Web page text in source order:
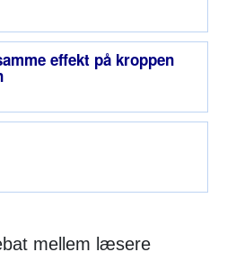
effekt på kroppen
mellem læsere